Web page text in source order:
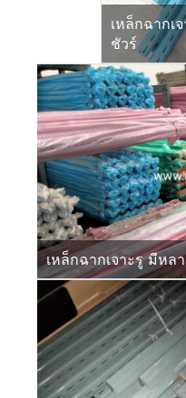
เหล็กฉากเ
ชัวร์
เหล็กฉากเจาะรู มีหล